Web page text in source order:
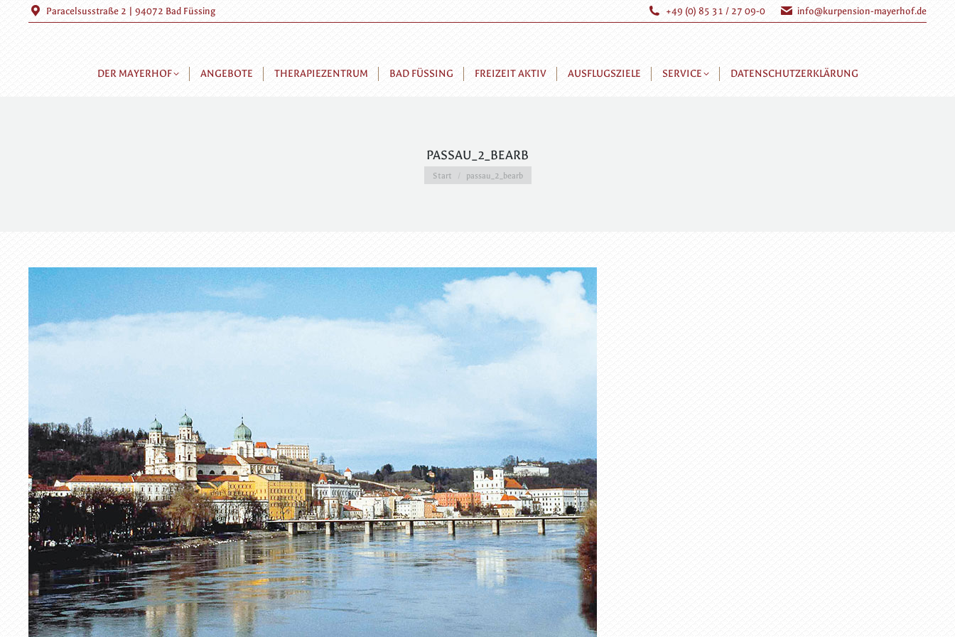
Paracelsusstraße 2 | 94072 Bad Füssing +49 (0) 85 31 / 27 09-0 info@kurpension-mayerhof.de
DER MAYERHOF ANGEBOTE THERAPIEZENTRUM BAD FÜSSING FREIZEIT AKTIV AUSFLUGSZIELE SERVICE DATENSCHUTZERKLÄRUNG
PASSAU_2_BEARB
Sie befinden sich hier:
Start passau_2_bearb